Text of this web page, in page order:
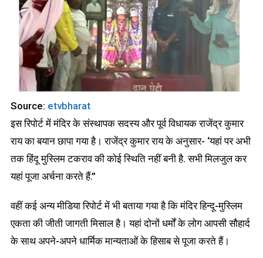
Source: etvbharat
इस रिपोर्ट में मंदिर के संस्थापक सदस्य और पूर्व विधायक राजेंद्र कुमार
राय का बयान छापा गया है। राजेंद्र कुमार राय के अनुसार- ‘यहां पर अभी
तक हिंदू मुस्लिम टकराव की कोई स्थिति नहीं बनी है. सभी मिलजुल कर
यहां पूजा अर्चना करते हैं.”
वहीं कई अन्य मीडिया रिपोर्ट में भी बताया गया है कि मंदिर हिन्दू-मुस्लिम
एकता की जीती जागती मिसाल है। यहां दोनों धर्मों के लोग आपसी सौहार्द
के साथ अपने-अपने धार्मिक मान्यताओं के हिसाब से पूजा करते हैं।